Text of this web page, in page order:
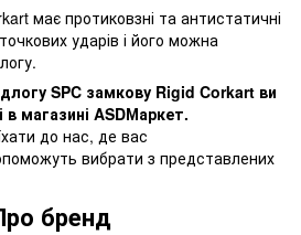
має протиковзні та антистатичні
ударів і його можна
SPC замкову Rigid Corkart ви
магазині ASDМаркет.
до нас, де вас
вибрати з представлених
бренд